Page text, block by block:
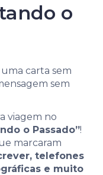
o
carta sem
sem
viagem no
o Passado”!
marcaram
telefones
e muito